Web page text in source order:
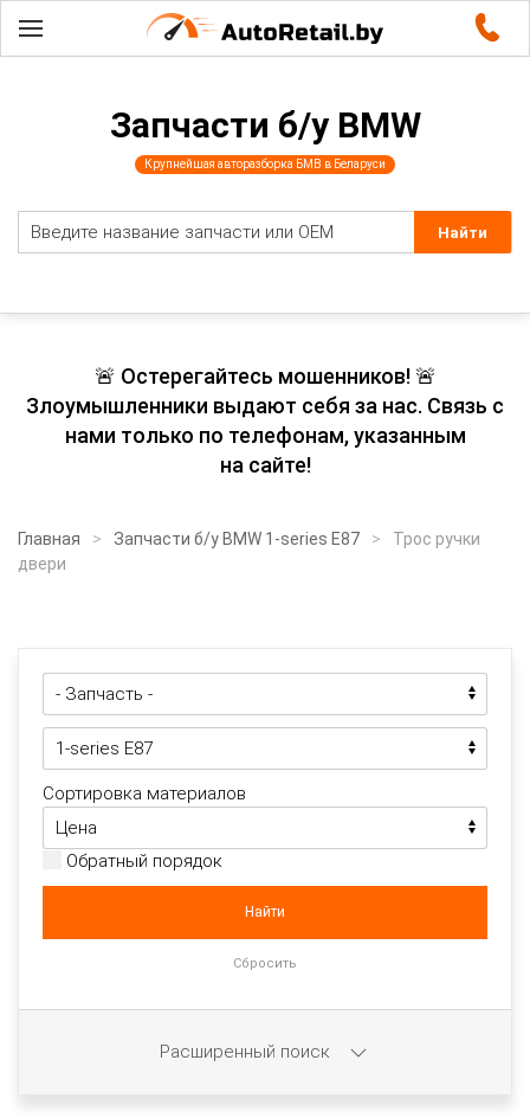
Запчасти б/у BMW
Крупнейшая авторазборка БМВ в Беларуси
🚨 Остерегайтесь мошенников! 🚨
Злоумышленники выдают себя за нас. Связь с
нами только по телефонам, указанным
на сайте!
Главная Запчасти б/у BMW 1-series E87
Трос ручки
двери
Сортировка материалов
Обратный порядок
Расширенный поиск